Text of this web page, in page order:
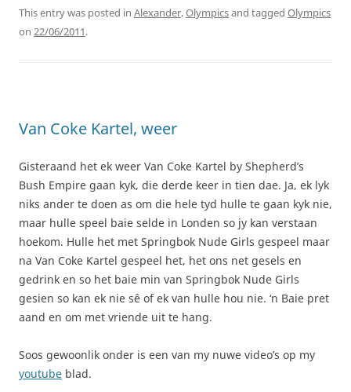
This entry was posted in Alexander,Olympicsand tagged Olympics
on 22/06/2011.
Van Coke Kartel, weer
Gisteraand het ek weer Van Coke Kartel by Shepherd’s
Bush Empire gaan kyk, die derde keer in tien dae. Ja, ek lyk
niks ander te doen as om die hele tyd hulle te gaan kyk nie,
maar hulle speel baie selde in Londen so jy kan verstaan
hoekom. Hulle het met Springbok Nude Girls gespeel maar
na Van Coke Kartel gespeel het, het ons net gesels en
gedrink en so het baie min van Springbok Nude Girls
gesien so kan ek nie sê of ek van hulle hou nie. ‘n Baie pret
aand en om met vriende uit te hang.
Soos gewoonlik onder is een van my nuwe video’s op my
youtube blad.